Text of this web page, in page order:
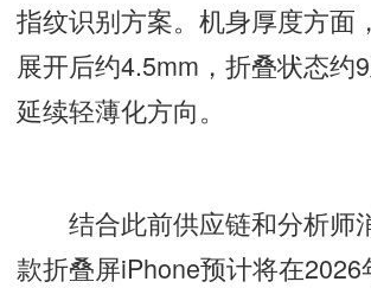
指纹识别方案。机身厚度方面
展开后约4.5mm，折叠状态约
延续轻薄化方向。
结合此前供应链和分析师
款折叠屏iPhone预计将在2026